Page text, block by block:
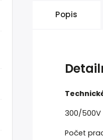
Popis
300/500V
Počet